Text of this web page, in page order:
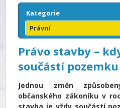
Kategorie
Právní
Právo stavby –
součástí pozemku
Jednou změn
občanského zákoníku v